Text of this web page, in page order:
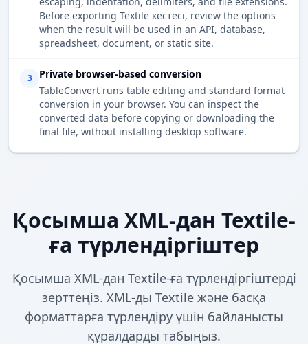
Before exporting Textile кестесі, review the options
when the result will be used in an API, database,
spreadsheet, document, or static site.
3
Private browser-based conversion
TableConvert runs table editing and standard format
conversion in your browser. You can inspect the
converted data before copying or downloading the
final file, without installing desktop software.
Қосымша XML-дан Textile-
ға түрлендіргіштер
Қосымша XML-дан Textile-ға түрлендіргіштерді
зерттеңіз. XML-ды Textile және басқа
форматтарға түрлендіру үшін байланысты
құралдарды табыңыз.